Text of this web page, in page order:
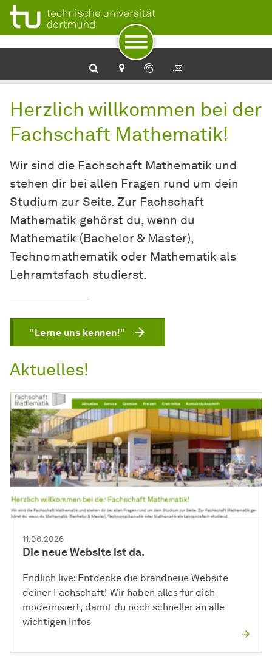
Zur Navigation
Zum Schnellzugriff
Zum Fuß der Seite mit weiteren Services
Zum Inhalt
Zur Startseite
Herzlich willkommen bei der
Fachschaft Mathematik!
Wir sind die Fachschaft Mathematik und
stehen dir bei allen Fragen rund um dein
Studium zur Seite. Zur Fachschaft
Mathematik gehörst du, wenn du
Mathematik (Bachelor & Master),
Technomathematik oder Mathematik als
Lehramtsfach studierst.
"Lerne uns kennen!"
Aktuelles!
11.06.2026
Die neue Website ist da.
Endlich live: Entdecke die brandneue Website
deiner Fachschaft! Wir haben alles für dich
modernisiert, damit du noch schneller an alle
wichtigen Infos